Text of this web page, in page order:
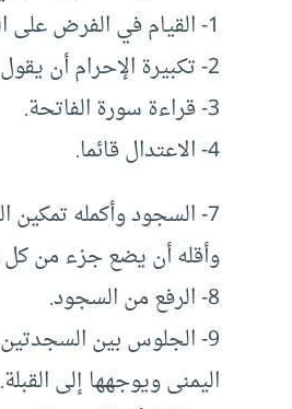
1- القيام في الفرض على المستطيع.
2- تكبيرة الإحرام أن يقول “الله أكبر”.
3- قراءة سورة الفاتحة.
4- الاعتدال قائما.
7- السجود وأكمله
وأقله أن يضع جزء من
8- الرفع من السجود.
9- الجلوس بين
اليمنى ويوجهها إلى القبلة.